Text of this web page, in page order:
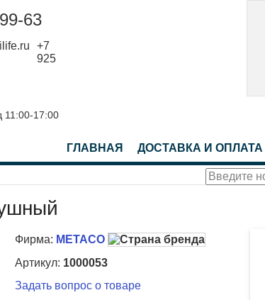
63
+7
925
11:00-17:00
ГЛАВНАЯ ДОСТАВКА И ОПЛАТА
Фирма: METACO
Артикул: 1000053
Задать вопрос о товаре